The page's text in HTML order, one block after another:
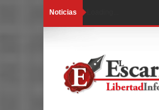
Noticias